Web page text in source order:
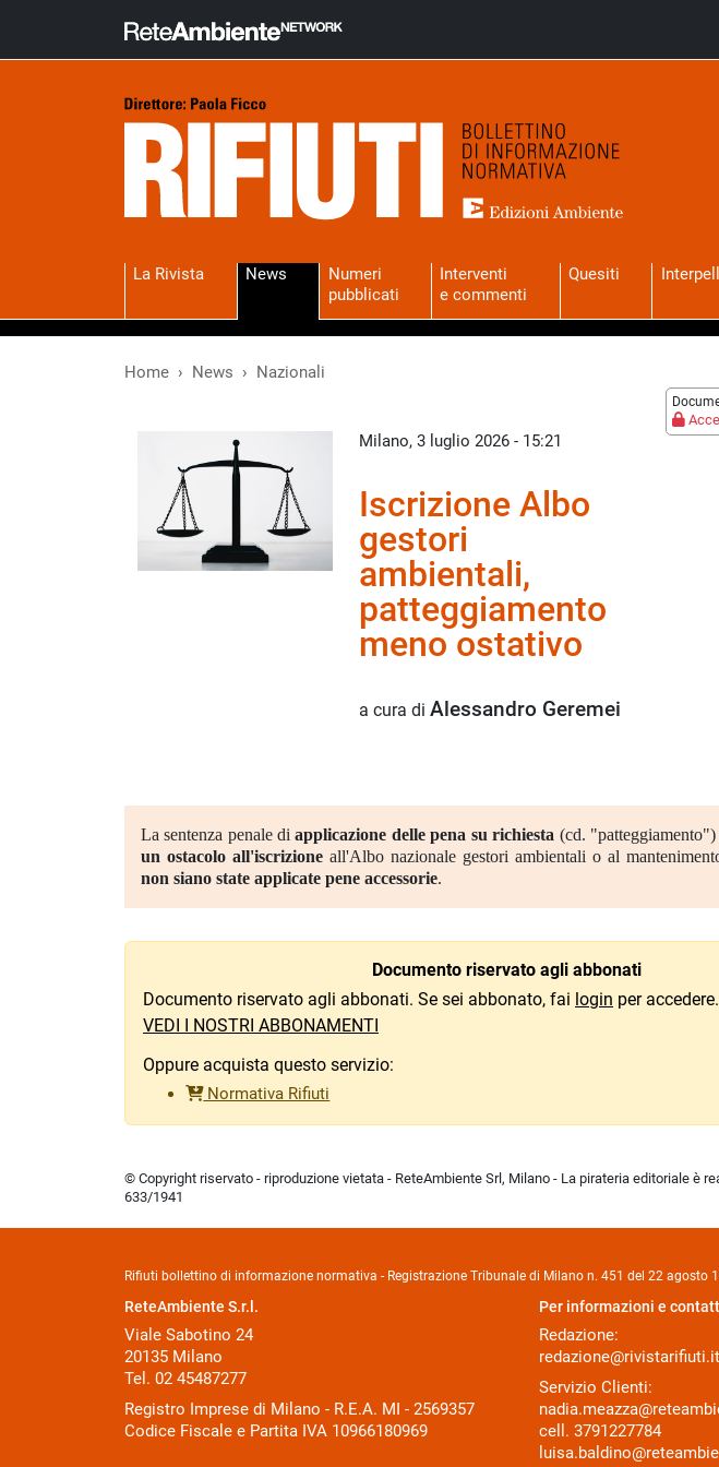
La Rivista News
Numeri
pubblicati
Interventi
e commenti
Quesiti
Home News Nazionali
Milano, 3 luglio 2026 - 15:21
Iscrizione Albo
gestori
ambientali,
patteggiamento
meno ostativo
a cura di Alessandro Geremei
La sentenza penale diapplicazione delle pena su richiesta (cd.
un ostacolo all'iscrizioneall'Albo nazionale gestori ambientali o al
non siano state applicate pene accessorie.
Documento riservato agli abbonati
Documento riservato agli abbonati. Se sei abbonato, fai login per accedere.
VEDI I NOSTRI ABBONAMENTI
Oppure acquista questo servizio:
Normativa Rifiuti
© Copyright riservato - riproduzione vietata - ReteAmbiente Srl, Milano - La pirateria editoriale è
633/1941
Rifiuti bollettino di informazione normativa - Registrazione Tribunale di Milano n. 451 del 22 agosto
ReteAmbiente S.r.l.
Viale Sabotino 24
20135 Milano
Tel. 02 45487277
Registro Imprese di Milano - R.E.A. MI - 2569357
Codice Fiscale e Partita IVA 10966180969
Per informazioni e
Redazione:
redazione@rivistarifiuti.it
Servizio Clienti:
cell. 3791227784